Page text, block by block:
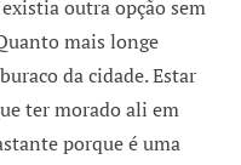
outra opção sem
mais longe
da cidade. Estar
ter morado ali em
porque é uma